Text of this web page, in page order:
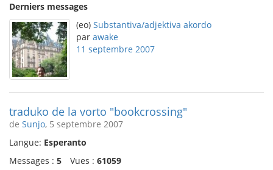
Derniers messages
(eo) Substantiva/adjektiva akordo
par awake
11 septembre 2007
traduko de la vorto "bookcrossing"
de Sunjo, 5 septembre 2007
Langue: Esperanto
Messages : 5 Vues : 61059